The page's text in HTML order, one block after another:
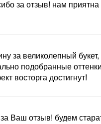
за отзыв! нам
за великолепный
подобранные
восторга достигнут!
Ваш отзыв! будем